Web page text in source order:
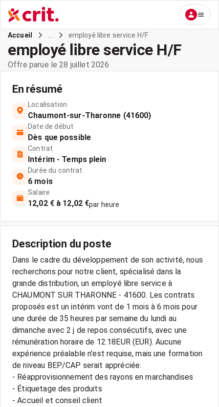
Accueil employé libre service H/F
employé libre service H/F
Offre parue le 28 juillet 2026
En résumé
Localisation
Chaumont-sur-Tharonne (41600)
Date de début
Dès que possible
Contrat
Intérim - Temps plein
Durée du contrat
6 mois
Salaire
12,02 € à 12,02 €par heure
Description du poste
Dans le cadre du développement de son activité, nous
recherchons pour notre client, spécialisé dans la
grande distribution, un employé libre service à
CHAUMONT SUR THARONNE - 41600. Les contrats
proposés est un intérim vont de 1 mois à 6 mois pour
une durée de 35 heures par semaine du lundi au
dimanche avec 2 j de repos consécutifs, avec une
rémunération horaire de 12.18EUR (EUR). Aucune
expérience préalable n'est requise, mais une formation
de niveau BEP/CAP serait appréciée.
- Réapprovisionnement des rayons en marchandises
- Étiquetage des produits
- Accueil et conseil client